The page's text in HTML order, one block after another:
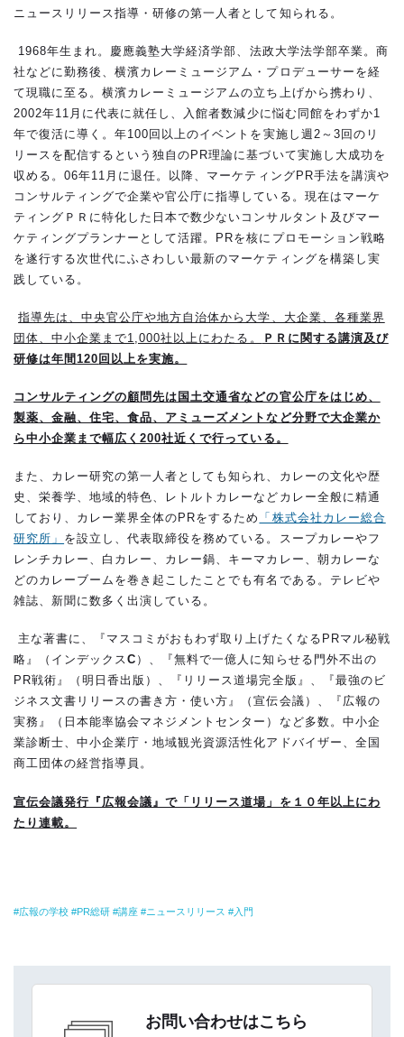
ニュースリリース指導・研修の第一人者として知られる。
1968年生まれ。慶應義塾大学経済学部、法政大学法学部卒業。商
社などに勤務後、横濱カレーミュージアム・プロデューサーを経
て現職に至る。横濱カレーミュージアムの立ち上げから携わり、
2002年11月に代表に就任し、入館者数減少に悩む同館をわずか1
年で復活に導く。年100回以上のイベントを実施し週2～3回のリ
リースを配信するという独自のPR理論に基づいて実施し大成功を
収める。06年11月に退任。以降、マーケティングPR手法を講演や
コンサルティングで企業や官公庁に指導している。現在はマーケ
ティングＰＲに特化した日本で数少ないコンサルタント及びマー
ケティングプランナーとして活躍。PRを核にプロモーション戦略
を遂行する次世代にふさわしい最新のマーケティングを構築し実
践している。
指導先は、中央官公庁や地方自治体から大学、大企業、各種業界
団体、中小企業まで1,000社以上にわたる。
ＰＲに関する講演及び
研修は年間120 回以上を実施。
コンサルティングの顧問先は国土交通省などの官公庁をはじめ、
製薬、金融、住宅、食品、アミューズメントなど分野で大企業か
ら中小企業まで幅広く200社近くで行っている。
また、カレー研究の第一人者としても知られ、カレーの文化や歴
史、栄養学、地域的特色、レトルトカレーなどカレー全般に精通
しており、カレー業界全体のPRをするため 「株式会社カレー総合
研究所」 を設立し、代表取締役を務めている。スープカレーやフ
レンチカレー、白カレー、カレー鍋、キーマカレー、朝カレーな
どのカレーブームを巻き起こしたことでも有名である。テレビや
雑誌、新聞に数多く出演している。
主な著書に、『マスコミがおもわず取り上げたくなるPRマル秘戦
略』（インデックスC ）、『無料で一億人に知らせる門外不出の
PR戦術』（明日香出版）、『リリース道場完全版』、『最強のビ
ジネス文書リリースの書き方・使い方』（宣伝会議）、『広報の
実務』（日本能率協会マネジメントセンター）など多数。中小企
業診断士、中小企業庁・地域観光資源活性化アドバイザー、全国
商工団体の経営指導員。
宣伝会議発行『広報会議』で「リリース道場」を１０年以上にわ
たり連載。
広報の学校 PR総研 講座 ニュースリリース 入門
お問い合わせはこちら